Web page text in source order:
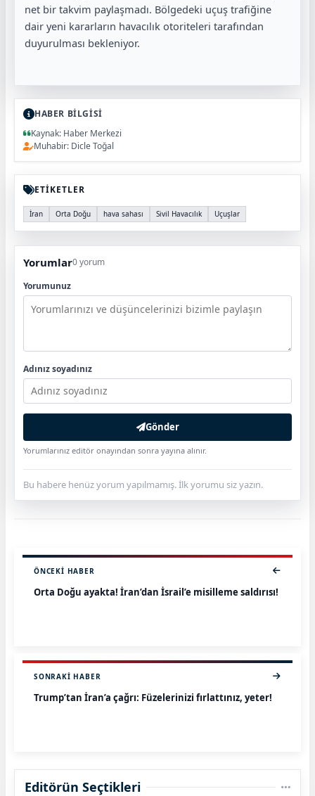
net bir takvim paylaşmadı. Bölgedeki uçuş trafiğine
dair yeni kararların havacılık otoriteleri tarafından
duyurulması bekleniyor.
HABER BİLGİSİ
Kaynak: Haber Merkezi
Muhabir: Dicle Toğal
ETİKETLER
İran Orta Doğu hava sahası Sivil Havacılık Uçuşlar
Yorumlar0 yorum
Yorumunuz
Adınız soyadınız
Gönder
Yorumlarınız editör onayından sonra yayına alınır.
Bu habere henüz yorum yapılmamış. İlk yorumu siz yazın.
ÖNCEKI HABER
Orta Doğu ayakta! İran’dan İsrail’e misilleme saldırısı!
SONRAKI HABER
Trump’tan İran’a çağrı: Füzelerinizi fırlattınız, yeter!
Editörün Seçtikleri